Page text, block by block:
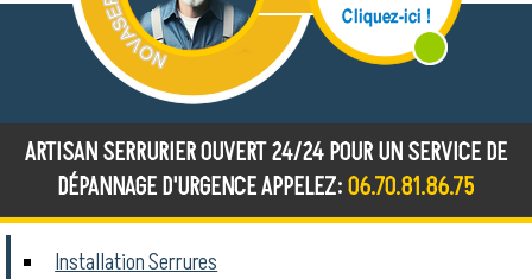
ARTISAN SERRURIER OUVERT 24/24 POUR UN SERVICE DE
DÉPANNAGE D'URGENCE APPELEZ:06.70.81.86.75
Installation Serrures